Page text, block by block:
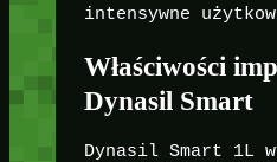
intensywne
Właściwości
Dynasil Smart
Dynasil Smart 1L